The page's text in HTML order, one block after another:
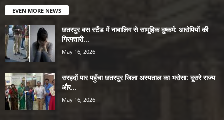
EVEN MORE NEWS
छतरपुर बस स्टैंड में नाबालिग से सामूहिक दुष्कर्म: आरोपियों की
गिरफ्तारी...
May 16, 2026
सरहदों पार पहुँचा छतरपुर जिला अस्पताल का भरोसा: दूसरे राज्य
और...
May 16, 2026